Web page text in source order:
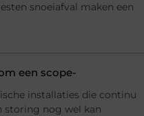
snoeiafval maken een
een scope-
installaties die continu
storing nog wel kan